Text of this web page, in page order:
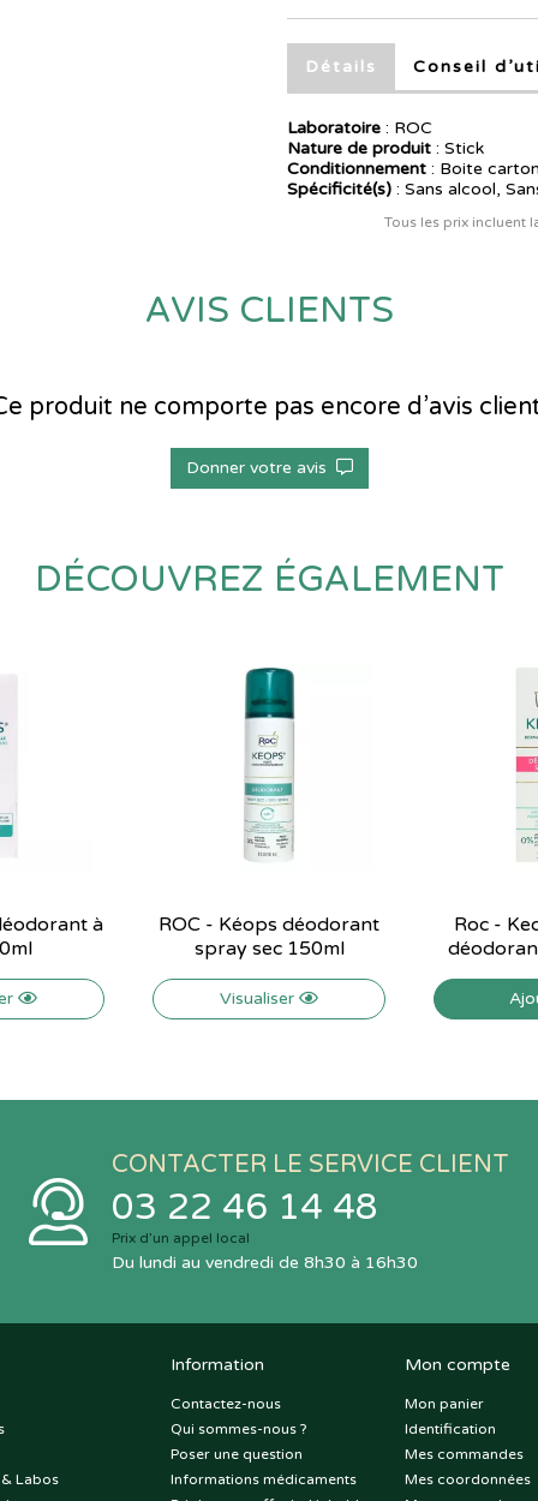
Détails Conseil
Laboratoire : ROC
Nature de produit : Stick
Conditionnement : Boite
Spécificité(s) : Sans alcool,
Tous les prix incluent
AVIS CLIENTS
produit ne comporte pas encore d’avis
Donner votre avis
DÉCOUVREZ ÉGALEMENT
à
ROC - Kéops déodorant
spray sec 150ml
Visualiser
Roc -
CONTACTER LE SERVICE CLIENT
03 22 46 14 48
Prix d’un appel local
Du lundi au vendredi de 8h30 à 16h30
Labos
Information
Contactez-nous
Qui sommes-nous ?
Poser une question
Informations médicaments
Mon compte
Mon panier
Identification
Mes commandes
Mes coordonnées